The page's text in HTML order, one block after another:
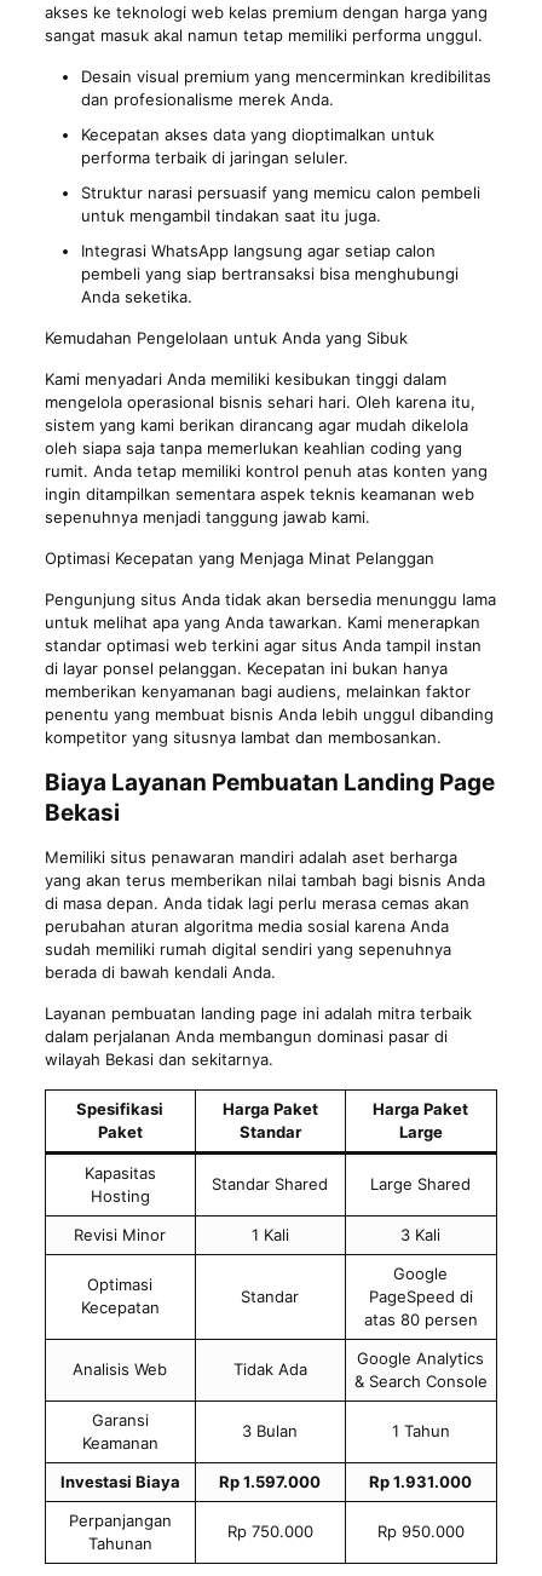
akses ke teknologi web kelas premium dengan harga yang
sangat masuk akal namun tetap memiliki performa unggul.
Desain visual premium yang mencerminkan kredibilitas
dan profesionalisme merek Anda.
Kecepatan akses data yang dioptimalkan untuk
performa terbaik di jaringan seluler.
Struktur narasi persuasif yang memicu calon pembeli
untuk mengambil tindakan saat itu juga.
Integrasi WhatsApp langsung agar setiap calon
pembeli yang siap bertransaksi bisa menghubungi
Anda seketika.
Kemudahan Pengelolaan untuk Anda yang Sibuk
Kami menyadari Anda memiliki kesibukan tinggi dalam
mengelola operasional bisnis sehari hari. Oleh karena itu,
sistem yang kami berikan dirancang agar mudah dikelola
oleh siapa saja tanpa memerlukan keahlian coding yang
rumit. Anda tetap memiliki kontrol penuh atas konten yang
ingin ditampilkan sementara aspek teknis keamanan web
sepenuhnya menjadi tanggung jawab kami.
Optimasi Kecepatan yang Menjaga Minat Pelanggan
Pengunjung situs Anda tidak akan bersedia menunggu lama
untuk melihat apa yang Anda tawarkan. Kami menerapkan
standar optimasi web terkini agar situs Anda tampil instan
di layar ponsel pelanggan. Kecepatan ini bukan hanya
memberikan kenyamanan bagi audiens, melainkan faktor
penentu yang membuat bisnis Anda lebih unggul dibanding
kompetitor yang situsnya lambat dan membosankan.
Biaya Layanan Pembuatan Landing Page
Bekasi
Memiliki situs penawaran mandiri adalah aset berharga
yang akan terus memberikan nilai tambah bagi bisnis Anda
di masa depan. Anda tidak lagi perlu merasa cemas akan
perubahan aturan algoritma media sosial karena Anda
sudah memiliki rumah digital sendiri yang sepenuhnya
berada di bawah kendali Anda.
Layanan pembuatan landing page ini adalah mitra terbaik
dalam perjalanan Anda membangun dominasi pasar di
wilayah Bekasi dan sekitarnya.
Spesifikasi
Paket
Harga Paket
Standar
Harga Paket
Large
Kapasitas
Hosting
Standar Shared Large Shared
Revisi Minor 1 Kali 3 Kali
Optimasi
Kecepatan
Standar
Google
PageSpeed di
atas 80 persen
Analisis Web Tidak Ada
Google Analytics
& Search Console
Garansi
Keamanan
3 Bulan 1 Tahun
Investasi Biaya Rp 1.597.000
Rp 1.931.000
Perpanjangan
Tahunan
Rp 750.000 Rp 950.000